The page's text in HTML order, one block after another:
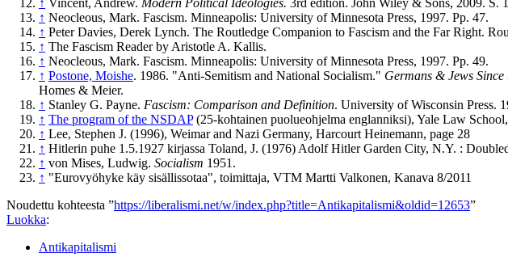
↑ Vincent, Andrew. Modern Political Ideologies. 3rd edition. John Wiley & Sons, 2009. S.
↑ Neocleous, Mark. Fascism. Minneapolis: University of Minnesota Press, 1997. Pp. 47.
↑ Peter Davies, Derek Lynch. The Routledge Companion to Fascism and the Far Right.
↑ The Fascism Reader by Aristotle A. Kallis.
↑ Neocleous, Mark. Fascism. Minneapolis: University of Minnesota Press, 1997. Pp. 49.
↑ Postone, Moishe. 1986. "Anti-Semitism and National Socialism." Germans & Jews
Homes & Meier.
↑ Stanley G. Payne. Fascism: Comparison and Definition. University of Wisconsin Press.
↑ The program of the NSDAP(25-kohtainen puolueohjelma englanniksi), Yale Law
↑ Lee, Stephen J. (1996), Weimar and Nazi Germany, Harcourt Heinemann, page 28
↑ Hitlerin puhe 1.5.1927 kirjassa Toland, J. (1976) Adolf Hitler Garden City, N.Y. :
↑ von Mises, Ludwig. Socialism 1951.
↑ "Eurovyöhyke käy sisällissotaa", toimittaja, VTM Martti Valkonen, Kanava 8/2011
Noudettu kohteesta ”https://liberalismi.net/w/index.php?title=Antikapitalismi&oldid=12653”
Luokka:
Antikapitalismi